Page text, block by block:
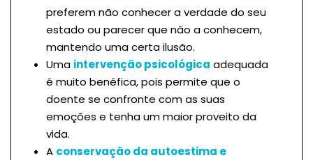
preferem não conhecer a verdade do seu
estado ou parecer que não a conhecem,
mantendo uma certa ilusão.
Uma intervenção psicológica adequada
é muito benéfica, pois permite que o
doente se confronte com as suas
emoções e tenha um maior proveito da
vida.
A conservação da autoestima e